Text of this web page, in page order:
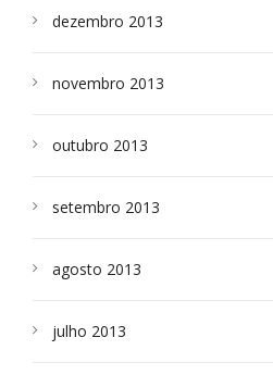
dezembro 2013
novembro 2013
outubro 2013
setembro 2013
agosto 2013
julho 2013